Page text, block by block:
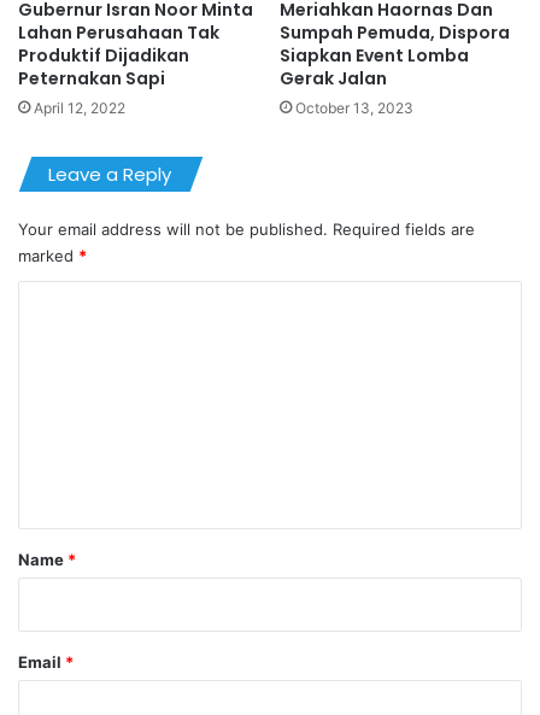
Gubernur Isran Noor Minta
Lahan Perusahaan Tak
Produktif Dijadikan
Peternakan Sapi
April 12, 2022
Meriahkan Haornas Dan
Sumpah Pemuda, Dispora
Siapkan Event Lomba
Gerak Jalan
October 13, 2023
Leave a Reply
Your email address will not be published. Required fields are
marked *
*
Name *
Email *